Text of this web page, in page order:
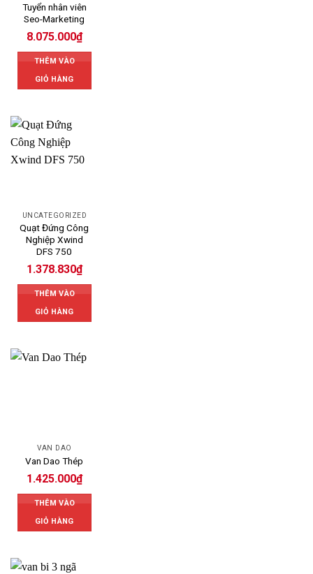
Tuyển nhân viên
Seo-Marketing
8.075.000₫
THÊM VÀO
GIỎ HÀNG
UNCATEGORIZED
Quạt Đứng Công
Nghiệp Xwind
DFS 750
1.378.830₫
THÊM VÀO
GIỎ HÀNG
VAN DAO
Van Dao Thép
1.425.000₫
THÊM VÀO
GIỎ HÀNG